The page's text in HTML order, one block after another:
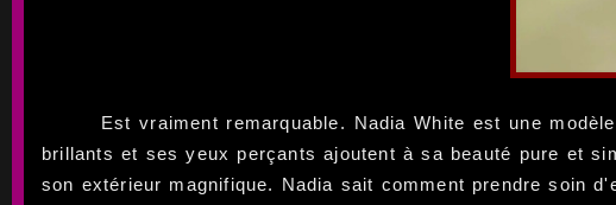
Est vraiment remarquable. Nadia White est une
brillants et ses yeux perçants ajoutent à sa beauté pure et
son extérieur magnifique. Nadia sait comment prendre soin